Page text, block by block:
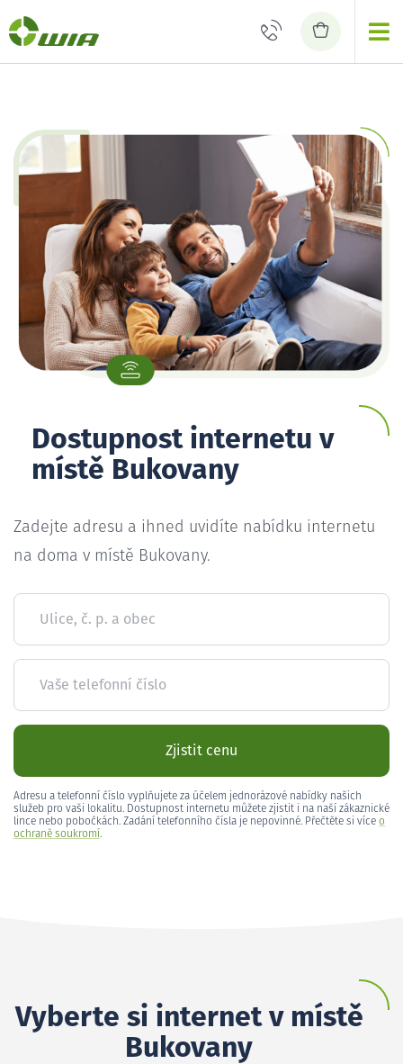
Dostupnost internetu v
místě Bukovany
Zadejte adresu a ihned uvidíte nabídku internetu
na doma v místě Bukovany.
Ulice, č. p. a obec
Vaše telefonní číslo
Zjistit cenu
Adresu a telefonní číslo vyplňujete za účelem jednorázové nabídky našich
služeb pro vaši lokalitu. Dostupnost internetu můžete zjistit i na naší zákaznické
lince nebo pobočkách. Zadání telefonního čísla je nepovinné. Přečtěte si více o
ochraně soukromí.
Vyberte si internet v místě
Bukovany